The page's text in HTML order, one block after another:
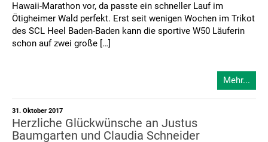
Hawaii-Marathon vor, da passte ein schneller Lauf im
Ötigheimer Wald perfekt. Erst seit wenigen Wochen im Trikot
des SCL Heel Baden-Baden kann die sportive W50 Läuferin
schon auf zwei große […]
Mehr...
31. Oktober 2017
Herzliche Glückwünsche an Justus
Baumgarten und Claudia Schneider